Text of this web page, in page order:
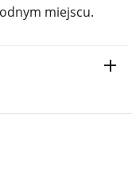
miejscu.